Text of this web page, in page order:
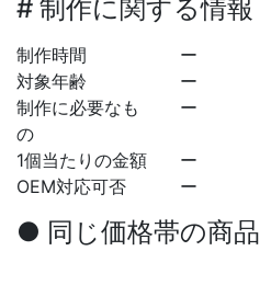
# 制作に関する情報
制作時間
ー
対象年齢
ー
制作に必要なも
の
ー
1個当たりの金額
ー
OEM対応可否
ー
● 同じ価格帯の商品